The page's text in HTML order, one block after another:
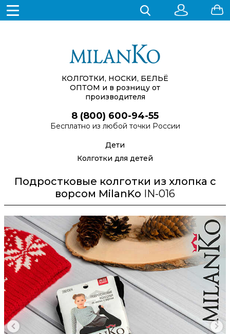
КОЛГОТКИ, НОСКИ, БЕЛЬЁ
ОПТОМ и в розницу от
производителя
8 (800) 600-94-55
Бесплатно из любой точки России
Дети
Колготки для детей
Подростковые колготки из хлопка с
ворсом MilanKo IN-016